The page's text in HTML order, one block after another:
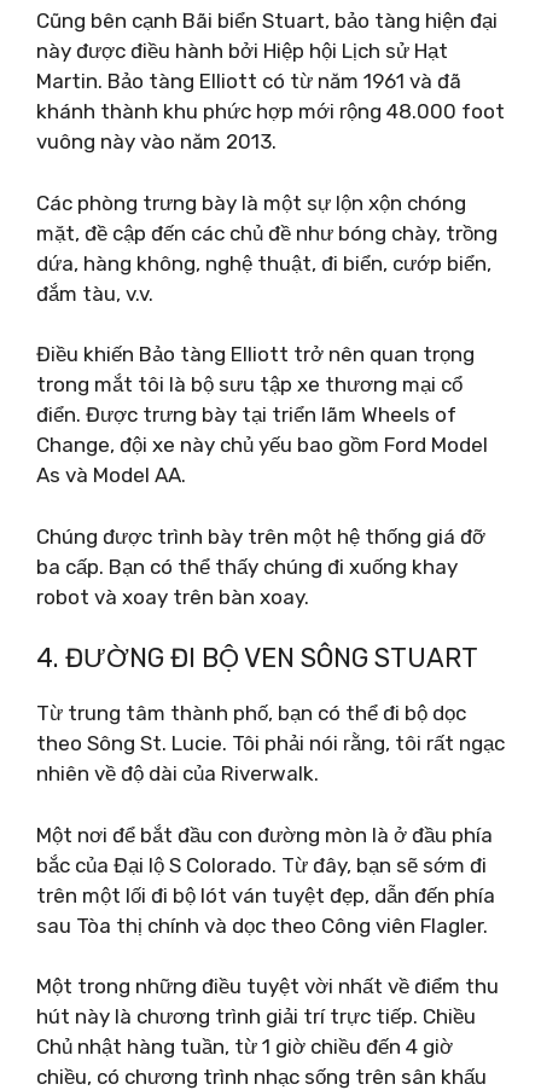
Cũng bên cạnh Bãi biển Stuart, bảo tàng hiện đại
này được điều hành bởi Hiệp hội Lịch sử Hạt
Martin. Bảo tàng Elliott có từ năm 1961 và đã
khánh thành khu phức hợp mới rộng 48.000 foot
vuông này vào năm 2013.
Các phòng trưng bày là một sự lộn xộn chóng
mặt, đề cập đến các chủ đề như bóng chày, trồng
dứa, hàng không, nghệ thuật, đi biển, cướp biển,
đắm tàu, v.v.
Điều khiến Bảo tàng Elliott trở nên quan trọng
trong mắt tôi là bộ sưu tập xe thương mại cổ
điển. Được trưng bày tại triển lãm Wheels of
Change, đội xe này chủ yếu bao gồm Ford Model
As và Model AA.
Chúng được trình bày trên một hệ thống giá đỡ
ba cấp. Bạn có thể thấy chúng đi xuống khay
robot và xoay trên bàn xoay.
4. ĐƯỜNG ĐI BỘ VEN SÔNG STUART
Từ trung tâm thành phố, bạn có thể đi bộ dọc
theo Sông St. Lucie. Tôi phải nói rằng, tôi rất ngạc
nhiên về độ dài của Riverwalk.
Một nơi để bắt đầu con đường mòn là ở đầu phía
bắc của Đại lộ S Colorado. Từ đây, bạn sẽ sớm đi
trên một lối đi bộ lót ván tuyệt đẹp, dẫn đến phía
sau Tòa thị chính và dọc theo Công viên Flagler.
Một trong những điều tuyệt vời nhất về điểm thu
hút này là chương trình giải trí trực tiếp. Chiều
Chủ nhật hàng tuần, từ 1 giờ chiều đến 4 giờ
chiều, có chương trình nhạc sống trên sân khấu